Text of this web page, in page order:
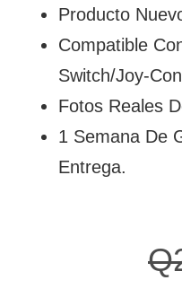
Producto
Compatible
Switch/Joy-
Fotos Reales
1 Semana De
Entrega.
Q